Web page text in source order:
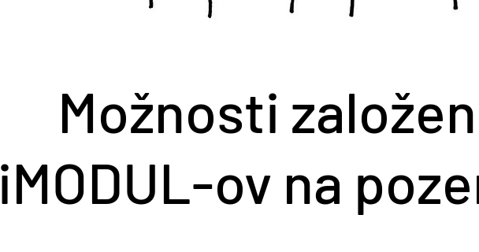
Možnosti
iMODUL-ov na